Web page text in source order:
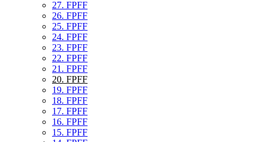
27. FPFF
26. FPFF
25. FPFF
24. FPFF
23. FPFF
22. FPFF
21. FPFF
20. FPFF
19. FPFF
18. FPFF
17. FPFF
16. FPFF
15. FPFF